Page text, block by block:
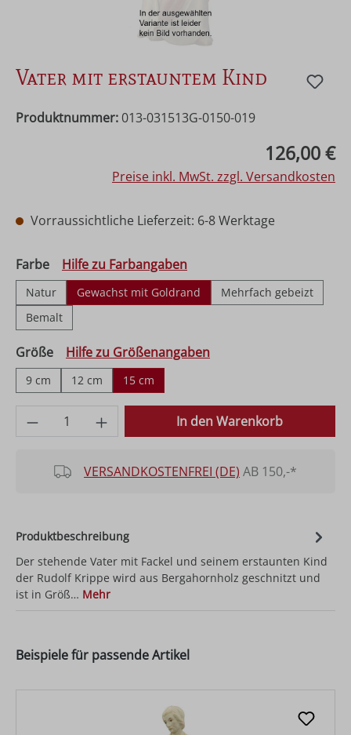
Vater mit erstauntem Kind
Produktnummer: 013-031513G-0150-019
126,00 €
Preise inkl. MwSt. zzgl. Versandkosten
Vorraussichtliche Lieferzeit: 6-8 Werktage
Farbeauswählen
Hilfe zu Farbangaben
Natur Gewachst mit Goldrand
Mehrfach gebeizt
Bemalt
Größeauswählen
Hilfe zu Größenangaben
9 cm 12 cm 15 cm
Produkt Anzahl: Gib den gewünschten
In den Warenkorb
VERSANDKOSTENFREI (DE) AB 150,-*
Produktbeschreibung
Der stehende Vater mit Fackel und seinem erstaunten Kind
der Rudolf Krippe wird aus Bergahornholz geschnitzt und
ist in Größ… Mehr
Beispiele für passende Artikel